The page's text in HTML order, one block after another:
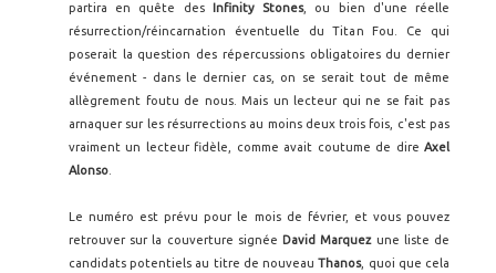
partira en quête des
Infinity Stones, ou bien d'une réelle
résurrection/réincarnation éventuelle du Titan Fou. Ce qui
poserait la question des répercussions obligatoires du dernier
événement - dans le dernier cas, on se serait tout de même
allègrement foutu de nous. Mais un lecteur qui ne se fait pas
arnaquer sur les résurrections au moins deux trois fois, c'est pas
vraiment un lecteur fidèle, comme avait coutume de dire Axel
Alonso
Le numéro est prévu pour le mois de février, et vous pouvez
retrouver sur la couverture signée David Marquezune liste de
candidats potentiels au titre de nouveauThanos, quoi que cela